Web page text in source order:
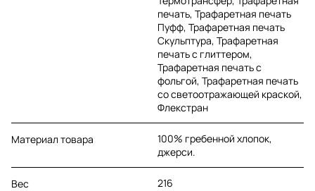
печать, Трафаретная печать
Пуфф, Трафаретная печать
Скульптура, Трафаретная
печать с глиттером,
Трафаретная печать с
фольгой, Трафаретная печать
со светоотражающей краской,
Флекстран
Материал товара
100% гребенной хлопок,
джерси.
Вес 216